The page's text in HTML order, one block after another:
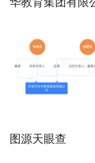
图源天眼查